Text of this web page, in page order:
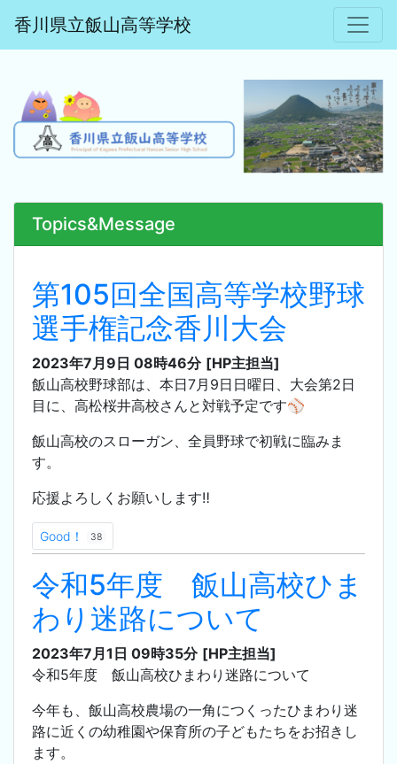
香川県立飯山高等学校
Topics&Message
第105回全国高等学校野球
選手権記念香川大会
2023年7月9日 08時46分 [HP主担当]
飯山高校野球部は、本日7月9日日曜日、大会第2日
目に、高松桜井高校さんと対戦予定です⚾️
飯山高校のスローガン、全員野球で初戦に臨みま
す。
応援よろしくお願いします‼️
Good！ 38
令和5年度 飯山高校ひま
わり迷路について
2023年7月1日 09時35分 [HP主担当]
令和5年度 飯山高校ひまわり迷路について
今年も、飯山高校農場の一角につくったひまわり迷
路に近くの幼稚園や保育所の子どもたちをお招きし
ます。